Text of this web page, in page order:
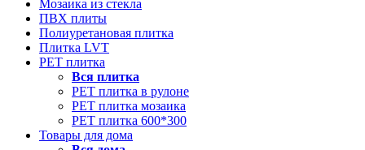
Мозаика из стекла
ПВХ плиты
Полиуретановая плитка
Плитка LVT
РЕТ плитка
Вся плитка
РЕТ плитка в рулоне
РЕТ плитка мозаика
РЕТ плитка 600*300
Товары для дома